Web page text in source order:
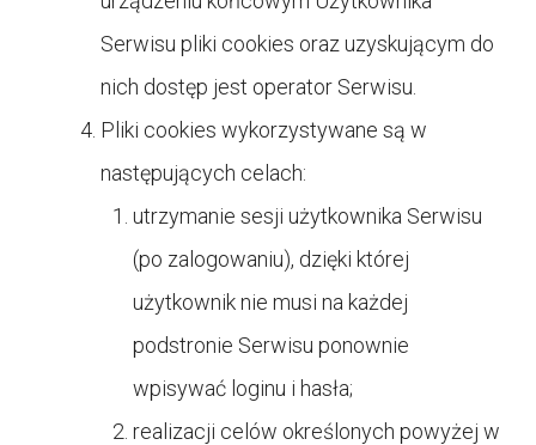
Serwisu pliki cookies oraz uzyskującym do
nich dostęp jest operator Serwisu.
Pliki cookies wykorzystywane są w
następujących celach:
utrzymanie sesji użytkownika Serwisu
(po zalogowaniu), dzięki której
użytkownik nie musi na każdej
podstronie Serwisu ponownie
wpisywać loginu i hasła;
realizacji celów określonych powyżej w